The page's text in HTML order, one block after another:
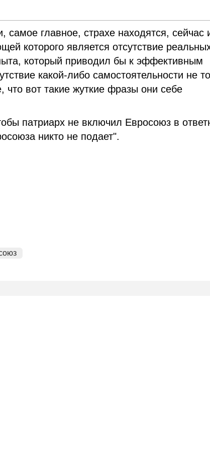
главное, страхе находятся, сейчас
которого является отсутствие
который приводил бы к эффективным
какой-либо самостоятельности не
вот такие жуткие фразы они себе
патриарх не включил Евросоюз в
никто не подает".